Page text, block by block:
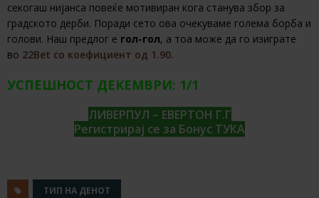
секогаш нијанса повеќе мотивиран кога станува збор за
градското дерби. Поради сето ова очекуваме голема борба и
голови. Наш предлог е гол-гол, а тоа може да го изиграте
во 22Bet со коефициент од 1.90.
УСПЕШНОСТ ДЕКЕМВРИ: 1/1
ЛИВЕРПУЛ – ЕВЕРТОН Г.Г
Регистрирај се за Бонус ТУКА
ТИП НА ДЕНОТ